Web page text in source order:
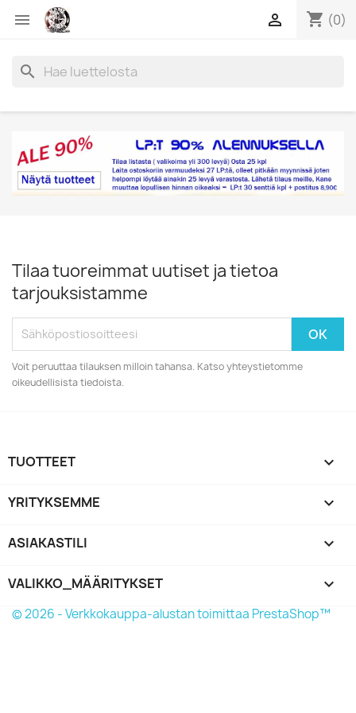
 shopping_cart (0)

search
Tilaa tuoreimmat uutiset ja tietoa
tarjouksistamme
Voit peruuttaa tilauksen milloin tahansa. Katso yhteystietomme
oikeudellisista tiedoista.
TUOTTEET 
YRITYKSEMME 
ASIAKASTILI 
VALIKKO_MÄÄRITYKSET keyboard_arrow_down
© 2026 - Verkkokauppa-alustan toimittaa PrestaShop™